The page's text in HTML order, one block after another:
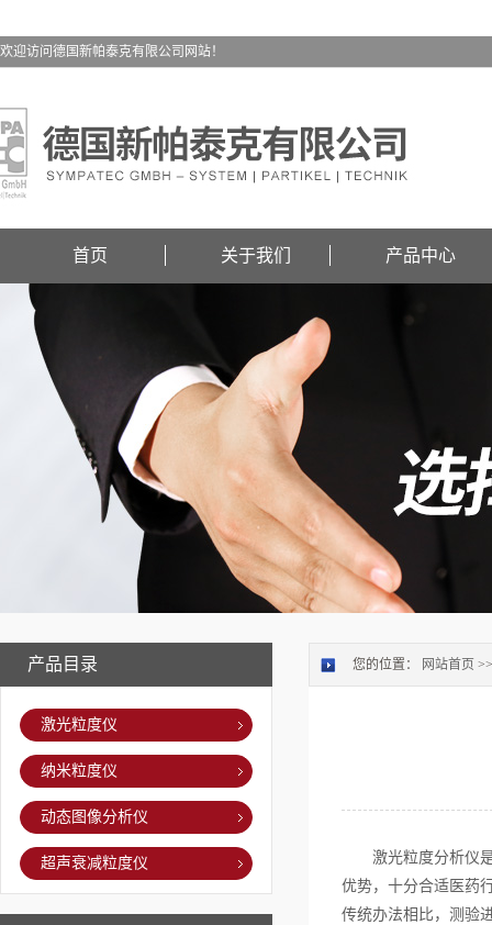
欢迎访问德国新帕泰克有限公司网站！
首页 关于我们 产品中心
产品目录
激光粒度仪
纳米粒度仪
动态图像分析仪
超声衰减粒度仪
您的位置： 网站首页
激光粒度分析仪是
优势，十分合适医药
传统办法相比，测验